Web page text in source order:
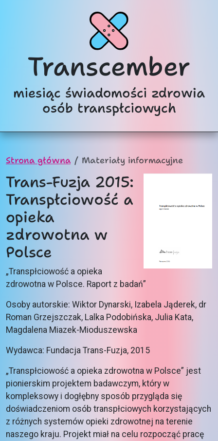
Transcember
miesiąc świadomości zdrowia
osób transpłciowych
Strona główna Materiały informacyjne
Trans-Fuzja 2015:
Transpłciowość a
opieka
zdrowotna w
Polsce
„Transpłciowość a opieka
zdrowotna w Polsce. Raport z badań”
Osoby autorskie: Wiktor Dynarski, Izabela Jąderek, dr
Roman Grzejszczak, Lalka Podobińska, Julia Kata,
Magdalena Miazek-Mioduszewska
Wydawca: Fundacja Trans-Fuzja, 2015
„Transpłciowość a opieka zdrowotna w Polsce” jest
pionierskim projektem badawczym, który w
kompleksowy i dogłębny sposób przygląda się
doświadczeniom osób transpłciowych korzystających
z różnych systemów opieki zdrowotnej na terenie
naszego kraju. Projekt miał na celu rozpocząć pracę